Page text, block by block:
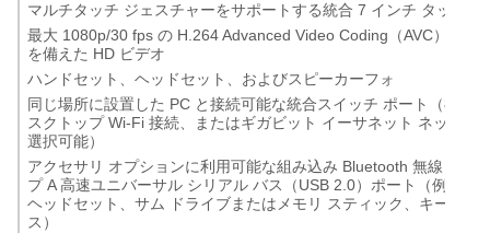
マルチタッチ ジェスチャーをサポートする統合 7 インチ タッチス
最大 1080p/30 fps の H.264 Advanced Video Coding（AVC）ビデ
を備えた HD ビデオ
ハンドセット、ヘッドセット、およびスピーカーフォ
同じ場所に設置した PC と接続可能な統合スイッチ ポート（
スクトップ Wi-Fi 接続、またはギガビット イーサネット ネットワ
選択可能）
アクセサリ オプションに利用可能な組み込み Bluetooth 無線と 2
プ A 高速ユニバーサル シリアル バス（USB 2.0）ポート（例：外
ヘッドセット、サム ドライブまたはメモリ スティック、キーボー
ス）